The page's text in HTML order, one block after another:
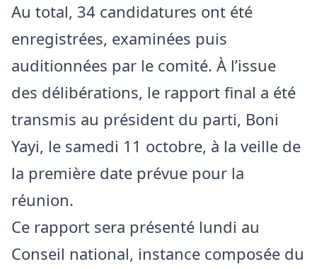
Au total, 34 candidatures ont été
enregistrées, examinées puis
auditionnées par le comité. À l’issue
des délibérations, le rapport final a été
transmis au président du parti, Boni
Yayi, le samedi 11 octobre, à la veille de
la première date prévue pour la
réunion.
Ce rapport sera présenté lundi au
Conseil national, instance composée du